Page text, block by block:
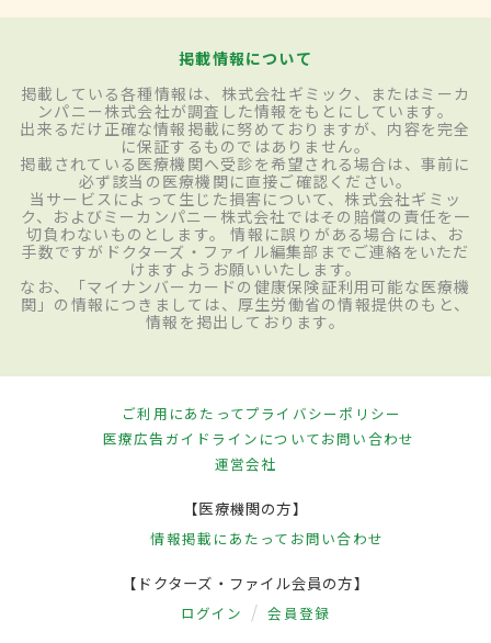
掲載情報について
掲載している各種情報は、株式会社ギミック、またはミーカ
ンパニー株式会社が調査した情報をもとにしています。
出来るだけ正確な情報掲載に努めておりますが、内容を完全
に保証するものではありません。
掲載されている医療機関へ受診を希望される場合は、事前に
必ず該当の医療機関に直接ご確認ください。
当サービスによって生じた損害について、株式会社ギミッ
ク、およびミーカンパニー株式会社ではその賠償の責任を一
切負わないものとします。 情報に誤りがある場合には、お
手数ですがドクターズ・ファイル編集部までご連絡をいただ
けますようお願いいたします。
なお、「マイナンバーカードの健康保険証利用可能な医療機
関」の情報につきましては、厚生労働省の情報提供のもと、
情報を掲出しております。
ご利用にあたってプライバシーポリシー
医療広告ガイドラインについてお問い合わせ
運営会社
【医療機関の方】
情報掲載にあたって お問い合わせ
【ドクターズ・ファイル会員の方】
ログイン 会員登録